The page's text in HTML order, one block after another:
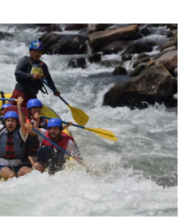
t
a
s
d
e
E
v